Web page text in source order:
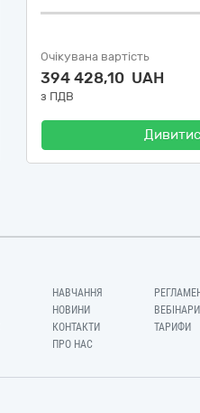
Очікувана вартість
394 428,10 UAH
з ПДВ
НАВЧАННЯ
НОВИНИ
КОНТАКТИ
ПРО НАС
ВЕБІНАРИ
ТАРИФИ